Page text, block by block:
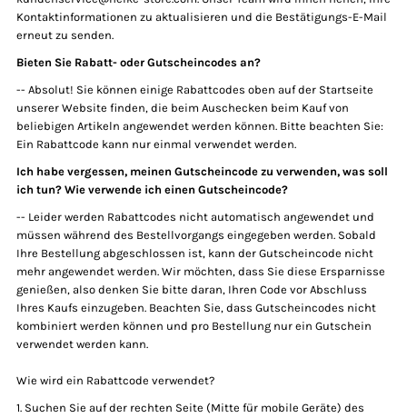
Kontaktinformationen zu aktualisieren und die Bestätigungs-E-Mail
erneut zu senden.
Bieten Sie Rabatt- oder Gutscheincodes an?
-- Absolut! Sie können einige Rabattcodes oben auf der Startseite
unserer Website finden, die beim Auschecken beim Kauf von
beliebigen Artikeln angewendet werden können. Bitte beachten Sie:
Ein Rabattcode kann nur einmal verwendet werden.
Ich habe vergessen, meinen Gutscheincode zu verwenden, was soll
ich tun? Wie verwende ich einen Gutscheincode?
-- Leider werden Rabattcodes nicht automatisch angewendet und
müssen während des Bestellvorgangs eingegeben werden. Sobald
Ihre Bestellung abgeschlossen ist, kann der Gutscheincode nicht
mehr angewendet werden. Wir möchten, dass Sie diese Ersparnisse
genießen, also denken Sie bitte daran, Ihren Code vor Abschluss
Ihres Kaufs einzugeben. Beachten Sie, dass Gutscheincodes nicht
kombiniert werden können und pro Bestellung nur ein Gutschein
verwendet werden kann.
Wie wird ein Rabattcode verwendet?
Suchen Sie auf der rechten Seite (Mitte für mobile Geräte) des